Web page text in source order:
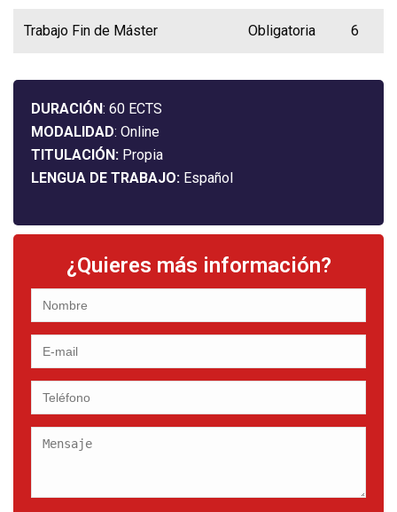
Trabajo Fin de Máster Obligatoria 6
DURACIÓN: 60 ECTS
MODALIDAD: Online
TITULACIÓN: Propia
LENGUA DE TRABAJO: Español
¿Quieres más información?